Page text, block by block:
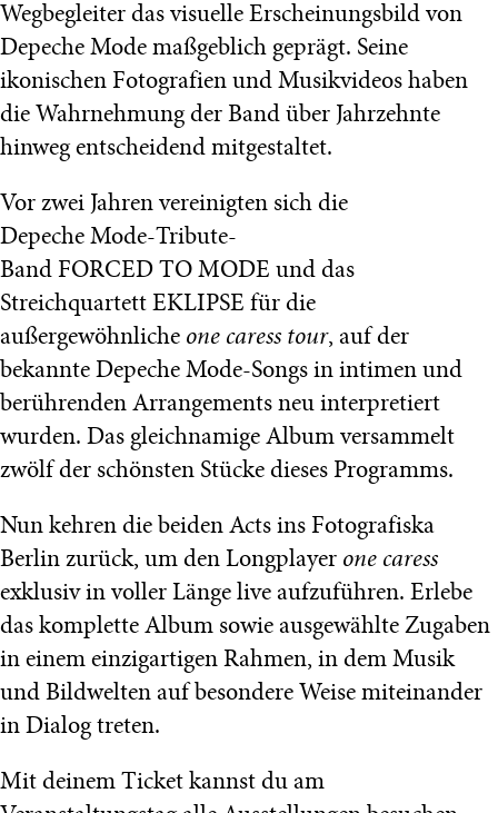
Wegbegleiter das visuelle Erscheinungsbild von
Depeche Mode maßgeblich geprägt. Seine
ikonischen Fotografien und Musikvideos haben
die Wahrnehmung der Band über Jahrzehnte
hinweg entscheidend mitgestaltet.
Vor zwei Jahren vereinigten sich die
Depeche Mode-Tribute-
Band FORCED TO MODE und das
Streichquartett EKLIPSE für die
außergewöhnliche one caress tour, auf der
bekannte Depeche Mode-Songs in intimen und
berührenden Arrangements neu interpretiert
wurden. Das gleichnamige Album versammelt
zwölf der schönsten Stücke dieses Programms.
Nun kehren die beiden Acts ins Fotografiska
Berlin zurück, um den Longplayer one caress
exklusiv in voller Länge live aufzuführen. Erlebe
das komplette Album sowie ausgewählte Zugaben
in einem einzigartigen Rahmen, in dem Musik
und Bildwelten auf besondere Weise miteinander
in Dialog treten.
Mit deinem Ticket kannst du am